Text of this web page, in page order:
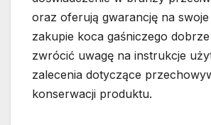
oraz oferują gwarancję na
zakupie koca gaśniczego
zwrócić uwagę na instrukcje
zalecenia dotyczące
konserwacji produktu.